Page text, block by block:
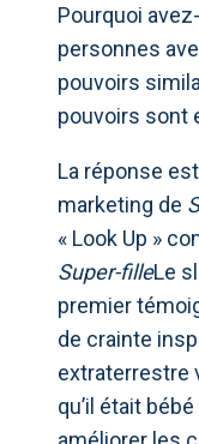
Pourquoi
personnes
pouvoirs
pouvoirs sont
La réponse
marketing de
« Look Up »
Super-filleLe
premier
de crainte
extraterrestre
qu’il était